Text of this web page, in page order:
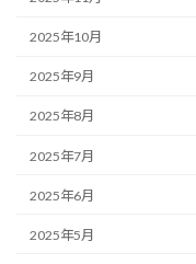
2025年10月
2025年9月
2025年8月
2025年7月
2025年6月
2025年5月